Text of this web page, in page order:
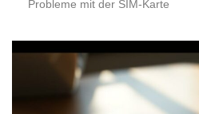
Probleme mit der SIM-Karte